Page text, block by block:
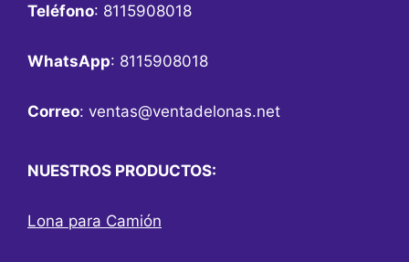
Teléfono: 8115908018
WhatsApp: 8115908018
Correo: ventas@ventadelonas.net
NUESTROS PRODUCTOS:
Lona para Camión